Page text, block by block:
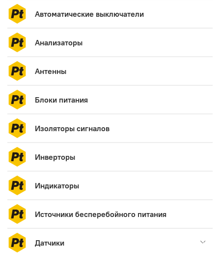
Автоматические выключатели
Анализаторы
Антенны
Блоки питания
Изоляторы сигналов
Инверторы
Индикаторы
Источники бесперебойного питания
Датчики